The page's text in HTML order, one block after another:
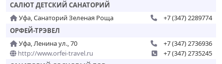
САЛЮТ ДЕТСКИЙ САНАТОРИЙ
Уфа, Санаторий Зеленая Роща
+7 (347) 2289774
ОРФЕЙ-ТРЭВЕЛ
Уфа, Ленина ул., 70
http://www.orfei-travel.ru
+7 (347) 2736936
+7 (347) 2735245